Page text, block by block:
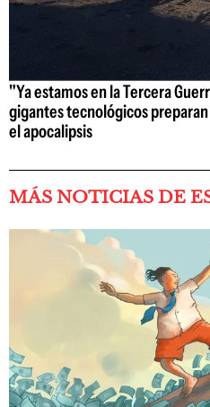
"Ya estamos en la Tercera
gigantes tecnológicos
el apocalipsis
MÁS NOTICIAS DE